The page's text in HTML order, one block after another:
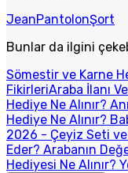
JeanPantolonŞort
Bunlar da ilgini
Sömestir ve Karne
FikirleriAraba İlanı
Hediye Ne Alınır?
Hediye Ne Alınır?
2026 - Çeyiz Seti ve
Eder? Arabanın
Hediyesi Ne Alınır?